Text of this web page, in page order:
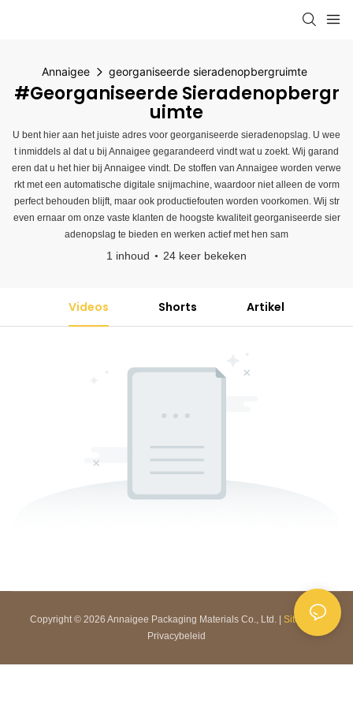
Annaigee georganiseerde sieradenopbergruimte
#georganiseerde Sieradenopbergr
Uimte
U bent hier aan het juiste adres voor georganiseerde sieradenopslag. U wee
t inmiddels al dat u bij Annaigee gegarandeerd vindt wat u zoekt. Wij garand
eren dat u het hier bij Annaigee vindt. De stoffen van Annaigee worden verwe
rkt met een automatische digitale snijmachine, waardoor niet alleen de vorm
perfect behouden blijft, maar ook productiefouten worden voorkomen. Wij str
even ernaar om onze vaste klanten de hoogste kwaliteit georganiseerde sier
adenopslag te bieden en werken actief met hen sam
1 inhoud 24 keer bekeken
Videos Shorts Artikel
Copyright © 2026 Annaigee Packaging Materials Co., Ltd. | Sitemap|
Privacybeleid